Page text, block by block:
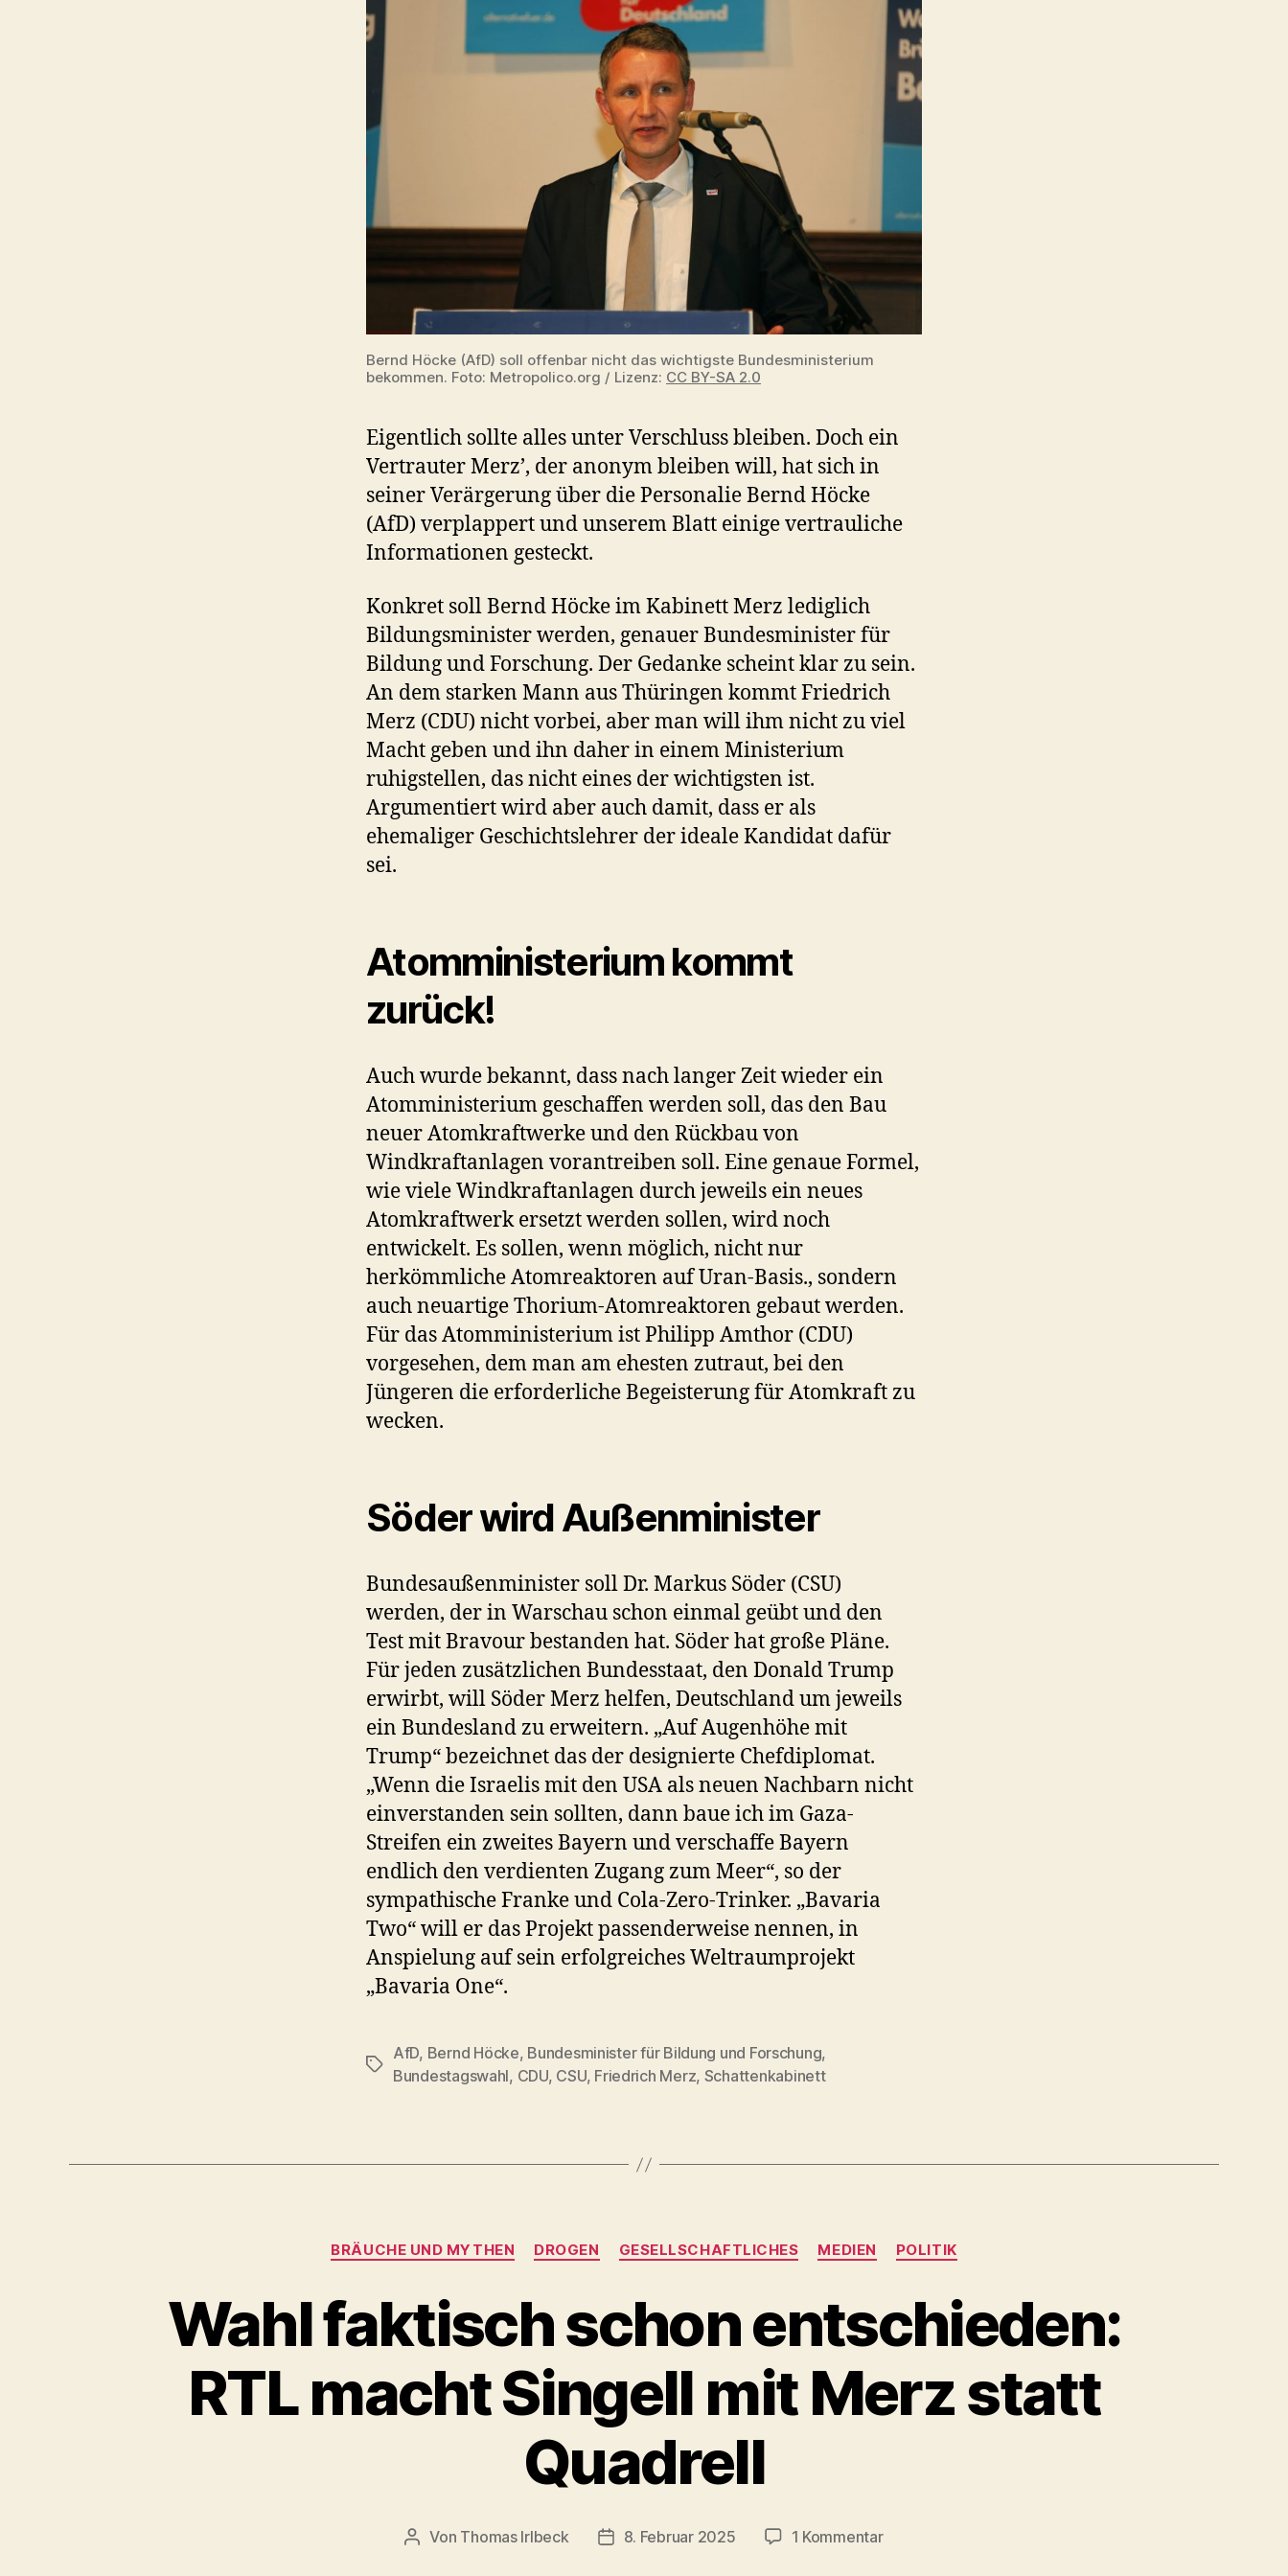
Wird
Bernd
Höcke
nur
Bildungsminister?
Bernd Höcke (AfD) soll offenbar nicht das wichtigste Bundesministerium
bekommen. Foto: Metropolico.org / Lizenz: CC BY-SA 2.0
Eigentlich sollte alles unter Verschluss bleiben. Doch ein
Vertrauter Merz’, der anonym bleiben will, hat sich in
seiner Verärgerung über die Personalie Bernd Höcke
(AfD) verplappert und unserem Blatt einige vertrauliche
Informationen gesteckt.
Konkret soll Bernd Höcke im Kabinett Merz lediglich
Bildungsminister werden, genauer Bundesminister für
Bildung und Forschung. Der Gedanke scheint klar zu sein.
An dem starken Mann aus Thüringen kommt Friedrich
Merz (CDU) nicht vorbei, aber man will ihm nicht zu viel
Macht geben und ihn daher in einem Ministerium
ruhigstellen, das nicht eines der wichtigsten ist.
Argumentiert wird aber auch damit, dass er als
ehemaliger Geschichtslehrer der ideale Kandidat dafür
sei.
Atomministerium kommt
zurück!
Auch wurde bekannt, dass nach langer Zeit wieder ein
Atomministerium geschaffen werden soll, das den Bau
neuer Atomkraftwerke und den Rückbau von
Windkraftanlagen vorantreiben soll. Eine genaue Formel,
wie viele Windkraftanlagen durch jeweils ein neues
Atomkraftwerk ersetzt werden sollen, wird noch
entwickelt. Es sollen, wenn möglich, nicht nur
herkömmliche Atomreaktoren auf Uran-Basis., sondern
auch neuartige Thorium-Atomreaktoren gebaut werden.
Für das Atomministerium ist Philipp Amthor (CDU)
vorgesehen, dem man am ehesten zutraut, bei den
Jüngeren die erforderliche Begeisterung für Atomkraft zu
wecken.
Söder wird Außenminister
Bundesaußenminister soll Dr. Markus Söder (CSU)
werden, der in Warschau schon einmal geübt und den
Test mit Bravour bestanden hat. Söder hat große Pläne.
Für jeden zusätzlichen Bundesstaat, den Donald Trump
erwirbt, will Söder Merz helfen, Deutschland um jeweils
ein Bundesland zu erweitern. „Auf Augenhöhe mit
Trump“ bezeichnet das der designierte Chefdiplomat.
„Wenn die Israelis mit den USA als neuen Nachbarn nicht
einverstanden sein sollten, dann baue ich im Gaza-
Streifen ein zweites Bayern und verschaffe Bayern
endlich den verdienten Zugang zum Meer“, so der
sympathische Franke und Cola-Zero-Trinker. „Bavaria
Two“ will er das Projekt passenderweise nennen, in
Anspielung auf sein erfolgreiches Weltraumprojekt
„Bavaria One“.
Schlagwörter
AfD, Bernd Höcke, Bundesminister für Bildung und Forschung,
Bundestagswahl, CDU, CSU, Friedrich Merz, Schattenkabinett
Kategorien
BRÄUCHE UND MYTHEN DROGEN GESELLSCHAFTLICHES MEDIEN POLITIK
Wahl faktisch schon entschieden:
RTL macht Singell mit Merz statt
Quadrell
Beitragsautor
Von Thomas Irlbeck Veröffentlichungsdatum
8. Februar 2025 1 Kommentarzu